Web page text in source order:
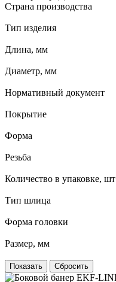
Страна производства
Тип изделия
Длина, мм
Диаметр, мм
Нормативный документ
Покрытие
Форма
Резьба
Количество в упаковке, шт
Тип шлица
Форма головки
Размер, мм
Сбросить